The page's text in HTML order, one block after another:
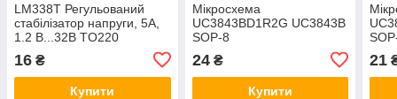
LM338T Регульований
стабілізатор напруги, 5А,
1.2 В...32В TO220
16 ₴
Купити
Мікросхема
UC3843BD1R2G UC3843B
SOP-8
24₴
Купити
21